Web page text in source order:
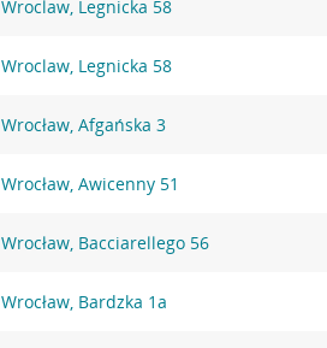
Wroclaw, Legnicka 58
Wroclaw, Legnicka 58
Wrocław, Afgańska 3
Wrocław, Awicenny 51
Wrocław, Bacciarellego 56
Wrocław, Bardzka 1a